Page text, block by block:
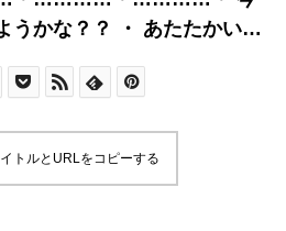
うかな？？ ・ あたたかい食
トルとURLをコピーする